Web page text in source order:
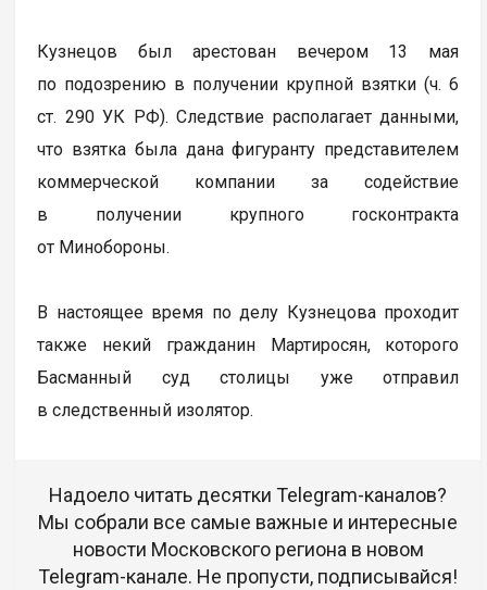
Кузнецов был арестован вечером 13 мая
по подозрению в получении крупной взятки (ч. 6
ст. 290 УК РФ). Следствие располагает данными,
что взятка была дана фигуранту представителем
коммерческой компании за содействие
в получении крупного госконтракта
от Минобороны.
В настоящее время по делу Кузнецова проходит
также некий гражданин Мартиросян, которого
Басманный суд столицы уже отправил
в следственный изолятор.
Надоело читать десятки Telegram-каналов?
Мы собрали все самые важные и интересные
новости Московского региона в новом
Telegram-канале. Не пропусти, подписывайся!